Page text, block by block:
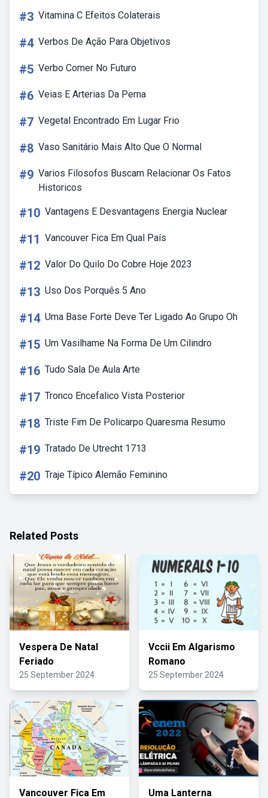
#3 Vitamina C Efeitos Colaterais
#4 Verbos De Ação Para Objetivos
#5 Verbo Comer No Futuro
#6 Veias E Arterias Da Perna
#7 Vegetal Encontrado Em Lugar Frio
#8 Vaso Sanitário Mais Alto Que O Normal
#9 Varios Filosofos Buscam Relacionar Os Fatos
Historicos
#10 Vantagens E Desvantagens Energia Nuclear
#11 Vancouver Fica Em Qual País
#12 Valor Do Quilo Do Cobre Hoje 2023
#13 Uso Dos Porquês 5 Ano
#14 Uma Base Forte Deve Ter Ligado Ao Grupo Oh
#15 Um Vasilhame Na Forma De Um Cilindro
#16 Tudo Sala De Aula Arte
#17 Tronco Encefalico Vista Posterior
#18 Triste Fim De Policarpo Quaresma Resumo
#19 Tratado De Utrecht 1713
#20 Traje Típico Alemão Feminino
Related Posts
Vespera De Natal
Feriado
25 September 2024
Vccii Em Algarismo
Romano
25 September 2024
Vancouver Fica Em Uma Lanterna